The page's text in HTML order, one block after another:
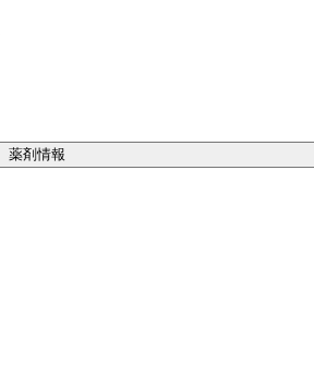
薬剤情報